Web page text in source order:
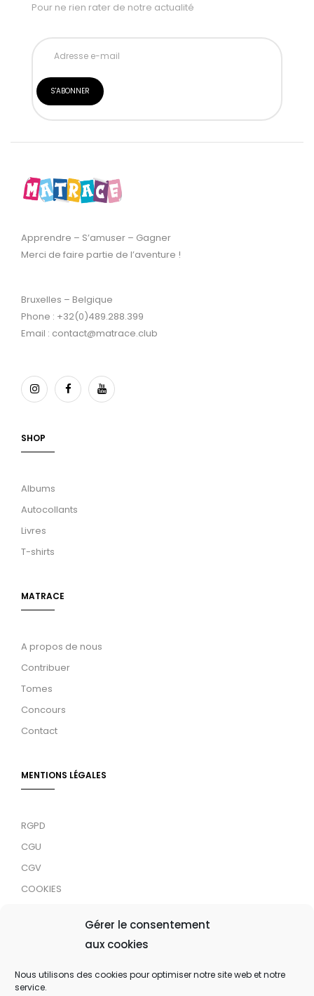
Gérer le consentement
aux cookies
Nous utilisons des cookies pour optimiser notre site web et notre
service.
Pour ne rien rater de notre actualité
Apprendre – S’amuser – Gagner
Merci de faire partie de l’aventure !
Bruxelles – Belgique
Phone : +32(0)489.288.399
Email : contact@matrace.club
SHOP
Albums
Autocollants
Livres
T-shirts
MATRACE
A propos de nous
Contribuer
Tomes
Concours
Contact
MENTIONS LÉGALES
RGPD
CGU
CGV
COOKIES